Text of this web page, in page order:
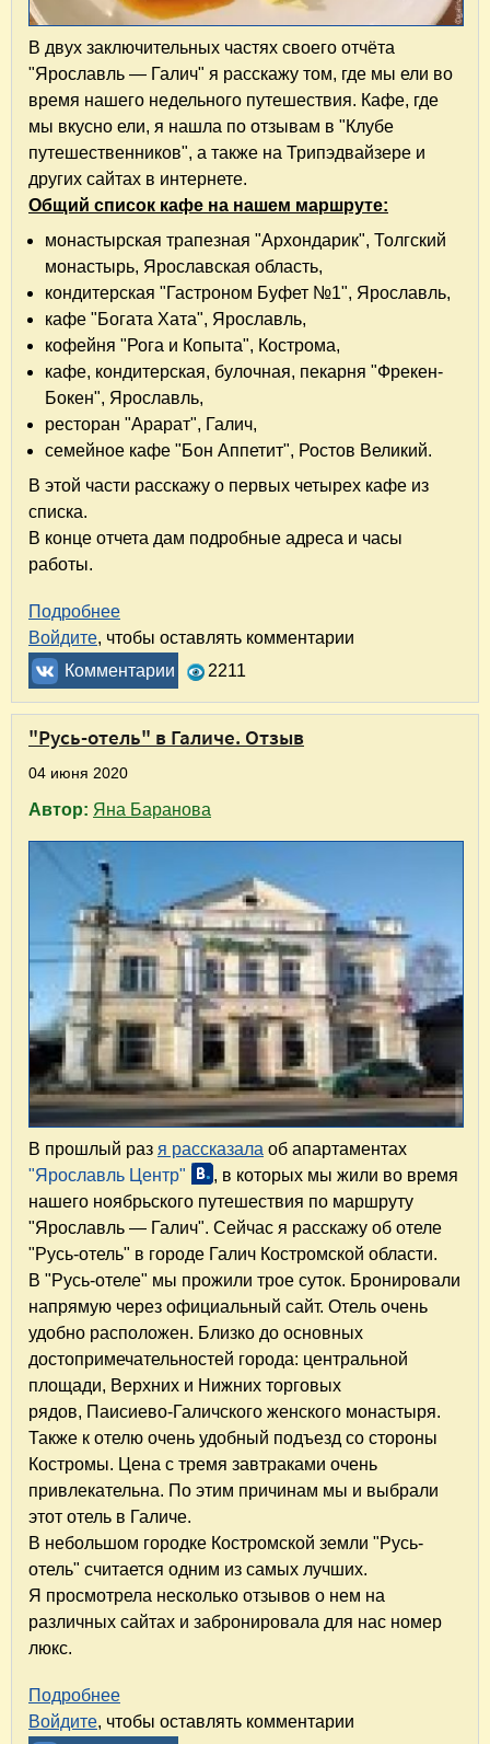
В двух заключительных частях своего отчёта
"Ярославль — Галич" я расскажу том, где мы ели во
время нашего недельного путешествия. Кафе, где
мы вкусно ели, я нашла по отзывам в "Клубе
путешественников", а также на Трипэдвайзере и
других сайтах в интернете.
Общий список кафе на нашем маршруте:
монастырская трапезная "Архондарик", Толгский
монастырь, Ярославская область,
кондитерская "Гастроном Буфет №1", Ярославль,
кафе "Богата Хата", Ярославль,
кофейня "Рога и Копыта", Кострома,
кафе, кондитерская, булочная, пекарня "Фрекен-
Бокен", Ярославль,
ресторан "Арарат", Галич,
семейное кафе "Бон Аппетит", Ростов Великий.
В этой части расскажу о первых четырех кафе из
списка.
В конце отчета дам подробные адреса и часы
работы.
Подробнее
Войдите, чтобы оставлять комментарии
Комментарии
2211
"Русь-отель" в Галиче. Отзыв
04 июня 2020
Автор: Яна Баранова
В прошлый раз я рассказала об апартаментах
"Ярославль Центр"
, в которых мы жили во время
нашего ноябрьского путешествия по маршруту
"Ярославль — Галич". Сейчас я расскажу об отеле
"Русь-отель" в городе Галич Костромской области.
В "Русь-отеле" мы прожили трое суток. Бронировали
напрямую через официальный сайт. Отель очень
удобно расположен. Близко до основных
достопримечательностей города: центральной
площади, Верхних и Нижних торговых
рядов, Паисиево-Галичского женского монастыря.
Также к отелю очень удобный подъезд со стороны
Костромы. Цена с тремя завтраками очень
привлекательна. По этим причинам мы и выбрали
этот отель в Галиче.
В небольшом городке Костромской земли "Русь-
отель" считается одним из самых лучших.
Я просмотрела несколько отзывов о нем на
различных сайтах и забронировала для нас номер
люкс.
Подробнее
Войдите, чтобы оставлять комментарии